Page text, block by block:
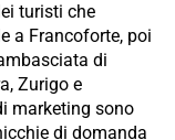
turisti che
a Francoforte, poi
di
Zurigo e
marketing sono
di domanda